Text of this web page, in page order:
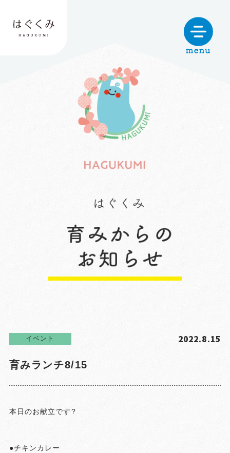
イベント 2022.8.15
育みランチ8/15
本日のお献立です?
●チキンカレー